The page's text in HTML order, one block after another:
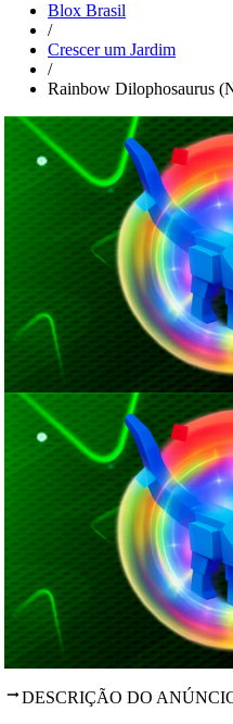
Blox Brasil
/
Crescer um Jardim
/
Rainbow Dilophosaurus
DESCRIÇÃO DO